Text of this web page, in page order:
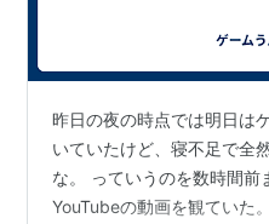
昨日の夜の時点では明日は
いていたけど、寝不足で全
な。 っていうのを数時間前
YouTubeの動画を観ていた